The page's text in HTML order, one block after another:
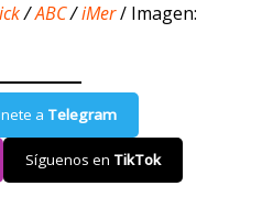
/ABC/iMer/ Imagen:
a Telegram
Síguenos en TikTok